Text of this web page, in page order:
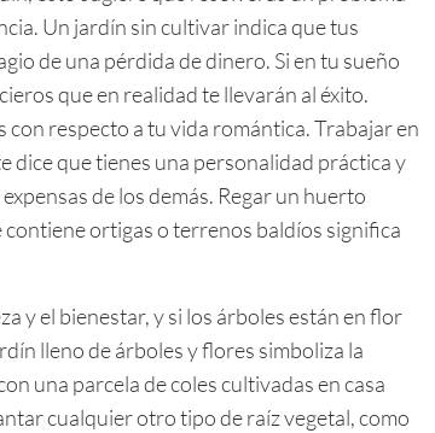
Un jardín sin cultivar indica que tus
de una pérdida de dinero. Si en tu sueño
que en realidad te llevarán al éxito.
respecto a tu vida romántica. Trabajar en
dice que tienes una personalidad práctica y
de los demás. Regar un huerto
ortigas o terrenos baldíos significa
y el bienestar, y si los árboles están en flor
lleno de árboles y flores simboliza la
una parcela de coles cultivadas en casa
cualquier otro tipo de raíz vegetal, como